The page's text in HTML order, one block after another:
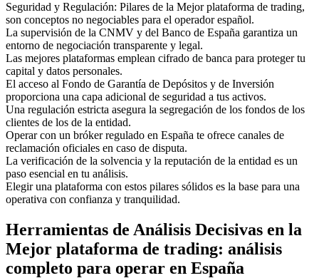
Seguridad y Regulación: Pilares de la Mejor plataforma de trading,
son conceptos no negociables para el operador español.
La supervisión de la CNMV y del Banco de España garantiza un
entorno de negociación transparente y legal.
Las mejores plataformas emplean cifrado de banca para proteger tu
capital y datos personales.
El acceso al Fondo de Garantía de Depósitos y de Inversión
proporciona una capa adicional de seguridad a tus activos.
Una regulación estricta asegura la segregación de los fondos de los
clientes de los de la entidad.
Operar con un bróker regulado en España te ofrece canales de
reclamación oficiales en caso de disputa.
La verificación de la solvencia y la reputación de la entidad es un
paso esencial en tu análisis.
Elegir una plataforma con estos pilares sólidos es la base para una
operativa con confianza y tranquilidad.
Herramientas de Análisis Decisivas en la
Mejor plataforma de trading: análisis
completo para operar en España